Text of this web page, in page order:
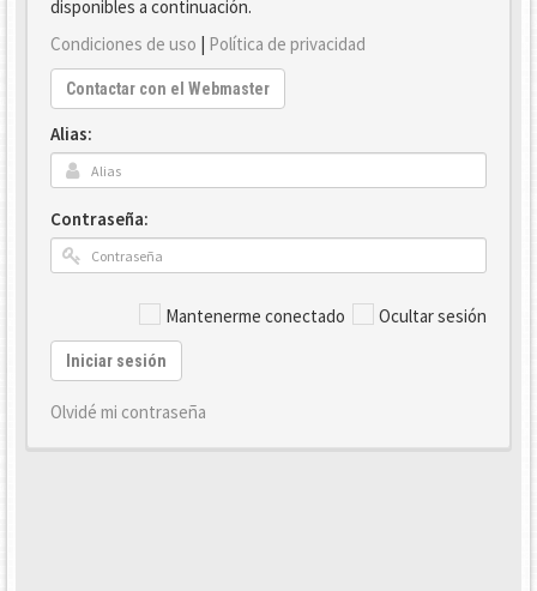
disponibles a continuación.
Condiciones de uso | Política de privacidad
Contactar con el Webmaster
Alias:
Contraseña:
Mantenerme conectado Ocultar sesión
Iniciar sesión
Olvidé mi contraseña